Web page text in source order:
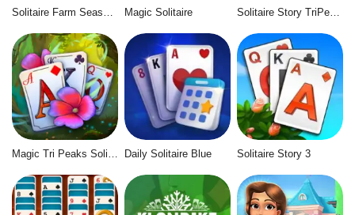
Solitaire Farm Seasons 5 Magic Solitaire Solitaire Story TriPeaks 5
Daily Solitaire Blue Solitaire Story 3